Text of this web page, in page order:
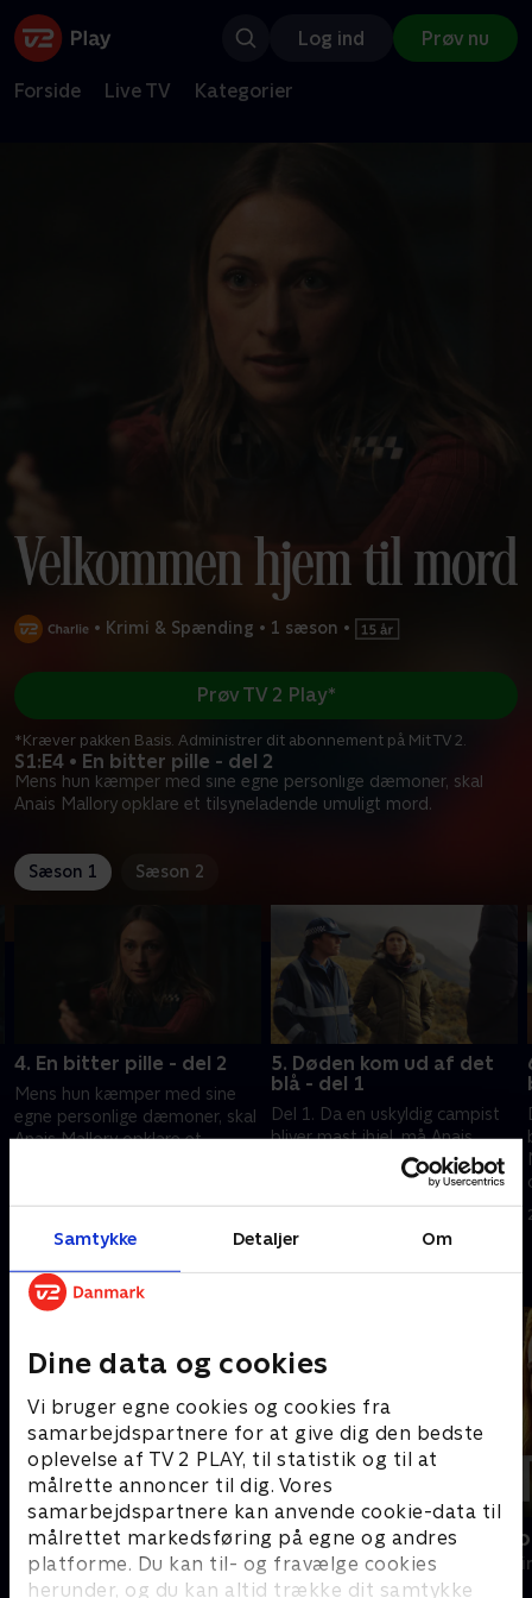
Samtykke Detaljer Om
Dine data og cookies
Vi bruger egne cookies og cookies fra
samarbejdspartnere for at give dig den bedste
oplevelse af TV 2 PLAY, til statistik og til at
målrette annoncer til dig. Vores
samarbejdspartnere kan anvende cookie-data til
målrettet markedsføring på egne og andres
platforme. Du kan til- og fravælge cookies
herunder, og du kan altid trække dit samtykke
Log ind Prøv nu
Forside Live TV Kategorier
• Krimi & Spænding • 1 sæson •
S1:E4 • En bitter pille - del 2
Mens hun kæmper med sine egne personlige dæmoner, skal
Anais Mallory opklare et tilsyneladende umuligt mord.
Prøv TV 2 Play*
*Kræver pakken Basis. Administrer dit abonnement på Mit TV 2.
Sæson 1 Sæson 2
4. En bitter pille - del 2
Mens hun kæmper med sine
egne personlige dæmoner, skal
Anais Mallory opklare et
5. Døden kom ud af det
blå - del 1
Del 1. Da en uskyldig campist
bliver mast ihjel, må Anais
Mallory opklare et
dobbeltdrab, der har
foruroligende forbindelser til
Andre så også
Mord på Mallorca
Krimi & Spænding • 2 sæsoner
Mystiske
Krimi &